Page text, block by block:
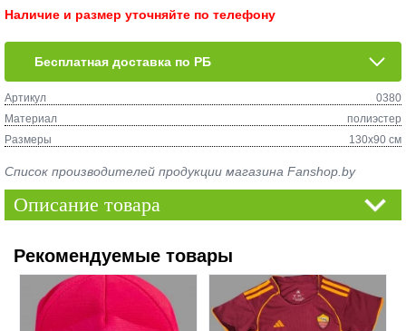
Наличие и размер уточняйте по телефону
Бесплатная доставка по РБ
Артикул
0380
Материал
полиэстер
Размеры
130х90 см
Список производителей продукции магазина Fanshop.by
Описание товара
Рекомендуемые товары